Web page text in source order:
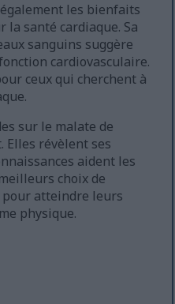
les bienfaits
santé cardiaque. Sa
sanguins suggère
cardiovasculaire.
ceux qui cherchent à
sur le malate de
Elles révèlent ses
aident les
choix de
atteindre leurs
physique.